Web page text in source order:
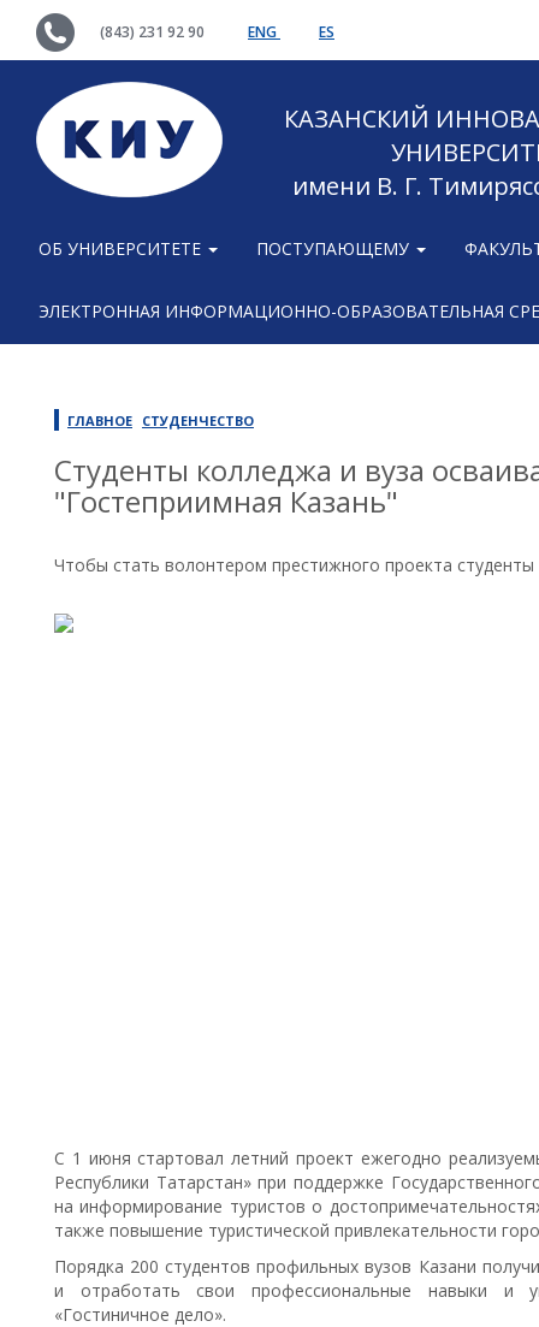
(843) 231 92 90 ENG ES
КАЗАНСКИЙ
имени В. Г.
ОБ УНИВЕРСИТЕТЕ ПОСТУПАЮЩЕМУ
ЭЛЕКТРОННАЯ ИНФОРМАЦИОННО-ОБРАЗОВАТЕЛЬНАЯ
ГЛАВНОЕ СТУДЕНЧЕСТВО
Студенты колледжа и вуза
"Гостеприимная Казань"
Чтобы стать волонтером престижного проекта
С 1 июня стартовал летний проект ежегодно
Республики Татарстан» при поддержке
на информирование туристов о
также повышение туристической привлекательности
Порядка 200 студентов профильных вузов Казани
и отработать свои профессиональные навыки и
«Гостиничное дело».